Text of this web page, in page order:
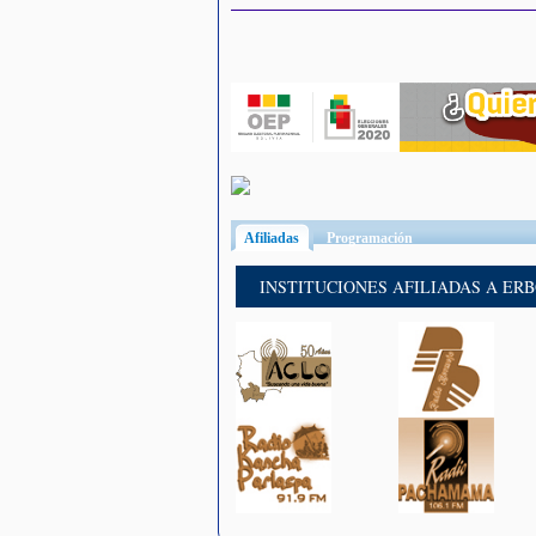
Afiliadas (solapa activa)
Programación
INSTITUCIONES AFILIADAS A